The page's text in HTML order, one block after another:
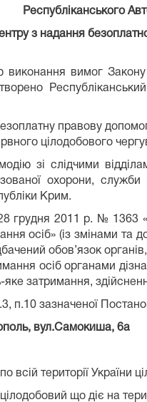
Республіканського
з надання
вимог Закону
правову
цілодобового
зі слідчими
охорони,
Крим.
28 грудня 2011 р. №
осіб» (із
обов’язок
осіб органами
затримання,
п.10 зазначеної
вул.Самокиша, 6а
всій території України
що діє на